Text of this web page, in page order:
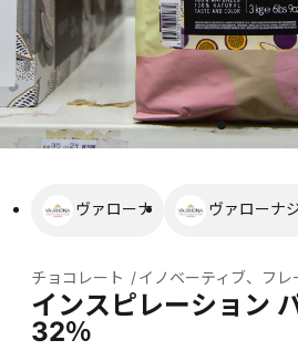
ヴァローナ ヴァローナ
チョコレート イノベーティブ、フレ
インスピレーション
32％